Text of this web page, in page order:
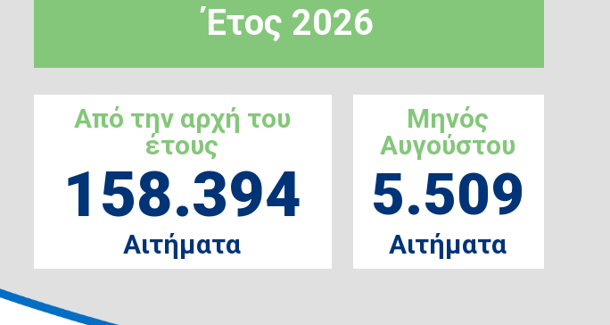
Έτος 2026
Από την αρχή του
έτους
158.394
Αιτήματα
Μηνός
Αυγούστου
5.509
Αιτήματα